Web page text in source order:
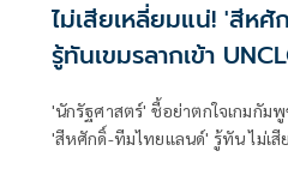
ไม่เสียเหลี่ยมแน่! 'สีห
รู้ทันเขมรลากเข้า
'นักรัฐศาสตร์' ชี้อย่าตกใจเกมกัมพู
'สีหศักดิ์-ทีมไทยแลนด์' รู้ทัน ไม่เสี